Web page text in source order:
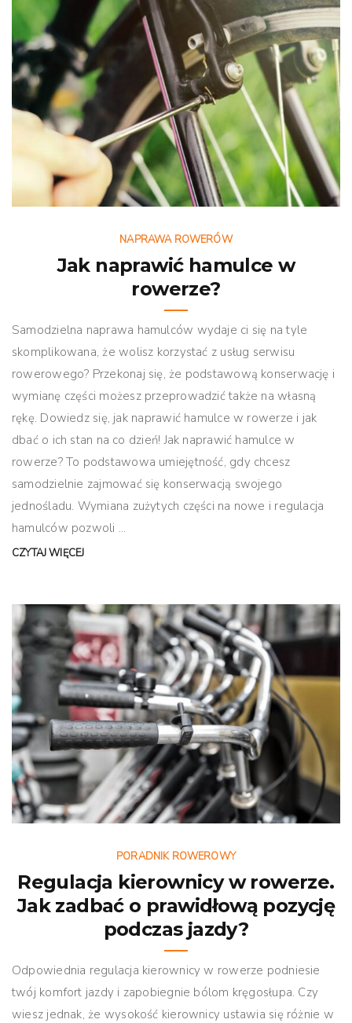
NAPRAWA ROWERÓW
Jak naprawić hamulce w
rowerze?
Samodzielna naprawa hamulców wydaje ci się na tyle
skomplikowana, że wolisz korzystać z usług serwisu
rowerowego? Przekonaj się, że podstawową konserwację i
wymianę części możesz przeprowadzić także na własną
rękę. Dowiedz się, jak naprawić hamulce w rowerze i jak
dbać o ich stan na co dzień! Jak naprawić hamulce w
rowerze? To podstawowa umiejętność, gdy chcesz
samodzielnie zajmować się konserwacją swojego
jednośladu. Wymiana zużytych części na nowe i regulacja
hamulców pozwoli ...
CZYTAJ WIĘCEJ
PORADNIK ROWEROWY
Regulacja kierownicy w rowerze.
Jak zadbać o prawidłową pozycję
podczas jazdy?
Odpowiednia regulacja kierownicy w rowerze podniesie
twój komfort jazdy i zapobiegnie bólom kręgosłupa. Czy
wiesz jednak, że wysokość kierownicy ustawia się różnie w